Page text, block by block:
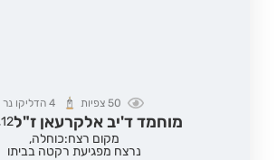
50 צפיות 4הדליקו נר
מוחמד ד'יב אלקרעאן ז"ל12,
מקום רצח:כוחלה,
נרצח מפגיעת רקטה בביתו